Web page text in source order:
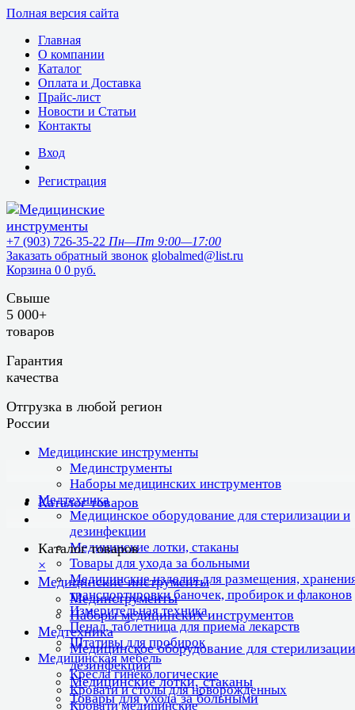
Полная версия сайта
Главная
О компании
Каталог
Оплата и Доставка
Прайс-лист
Новости и Статьи
Контакты
Вход
Регистрация
+7 (903) 726-35-22 Пн—Пт 9:00—17:00
Заказать обратный звонок globalmed@list.ru
Корзина 0 0 руб.
Свыше
5 000+
товаров
Гарантия
качества
Отгрузка в любой регион
России
Медицинские инструменты
Мединструменты
Наборы медицинских инструментов
Медтехника
Медицинское оборудование для стерилизации и
дезинфекции
Медицинские лотки, стаканы
Товары для ухода за больными
Медицинские изделия для размещения,
транспортировки баночек, пробирок и флаконов
Измерительная техника
Пенал, таблетница для приема лекарств
Штативы для пробирок
Медицинская мебель
Кресла гинекологические
Кровати и столы для новорожденных
Кровати медицинские
Каталог товаров
Каталог товаров
×
Медицинские инструменты
Мединструменты
Наборы медицинских инструментов
Медтехника
Медицинское оборудование для
дезинфекции
Медицинские лотки, стаканы
Товары для ухода за больными